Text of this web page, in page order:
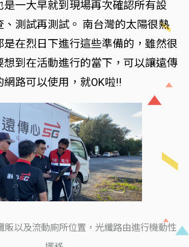
是一大早就到現場再次確認所有設
、測試再測試。 南台灣的太陽很熱
是在烈日下進行這些準備的，雖然很
想到在活動進行的當下，可以讓遠傳
路可以使用，就OK啦!!
販以及流動廁所位置，光纖路由進行機動性